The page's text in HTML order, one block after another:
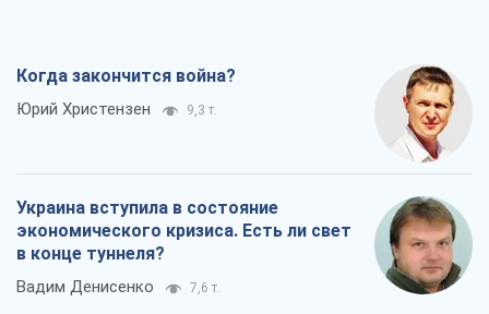
Когда закончится война?
Юрий Христензен 9,3 т.
Украина вступила в состояние
экономического кризиса. Есть ли свет
в конце туннеля?
Вадим Денисенко 7,6 т.